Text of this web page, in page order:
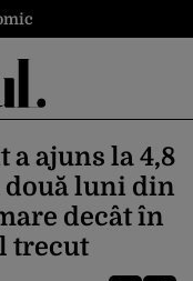
ajuns la 4,8
două luni din
decât în
trecut